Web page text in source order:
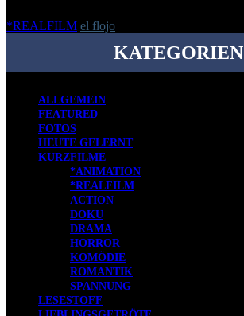
*REALFILM el flojo
KATEGORIEN
ALLGEMEIN
FEATURED
FOTOS
HEUTE GELERNT
KURZFILME
*ANIMATION
*REALFILM
ACTION
DOKU
DRAMA
HORROR
KOMÖDIE
ROMANTIK
SPANNUNG
LESESTOFF